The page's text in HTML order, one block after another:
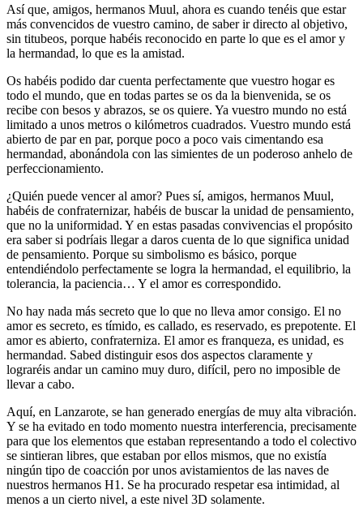
Así que, amigos, hermanos Muul, ahora es cuando tenéis que estar
más convencidos de vuestro camino, de saber ir directo al objetivo,
sin titubeos, porque habéis reconocido en parte lo que es el amor y
la hermandad, lo que es la amistad.
Os habéis podido dar cuenta perfectamente que vuestro hogar es
todo el mundo, que en todas partes se os da la bienvenida, se os
recibe con besos y abrazos, se os quiere. Ya vuestro mundo no está
limitado a unos metros o kilómetros cuadrados. Vuestro mundo está
abierto de par en par, porque poco a poco vais cimentando esa
hermandad, abonándola con las simientes de un poderoso anhelo de
perfeccionamiento.
¿Quién puede vencer al amor? Pues sí, amigos, hermanos Muul,
habéis de confraternizar, habéis de buscar la unidad de pensamiento,
que no la uniformidad. Y en estas pasadas convivencias el propósito
era saber si podríais llegar a daros cuenta de lo que significa unidad
de pensamiento. Porque su simbolismo es básico, porque
entendiéndolo perfectamente se logra la hermandad, el equilibrio, la
tolerancia, la paciencia… Y el amor es correspondido.
No hay nada más secreto que lo que no lleva amor consigo. El no
amor es secreto, es tímido, es callado, es reservado, es prepotente. El
amor es abierto, confraterniza. El amor es franqueza, es unidad, es
hermandad. Sabed distinguir esos dos aspectos claramente y
lograréis andar un camino muy duro, difícil, pero no imposible de
llevar a cabo.
Aquí, en Lanzarote, se han generado energías de muy alta vibración.
Y se ha evitado en todo momento nuestra interferencia, precisamente
para que los elementos que estaban representando a todo el colectivo
se sintieran libres, que estaban por ellos mismos, que no existía
ningún tipo de coacción por unos avistamientos de las naves de
nuestros hermanos H1. Se ha procurado respetar esa intimidad, al
menos a un cierto nivel, a este nivel 3D solamente.